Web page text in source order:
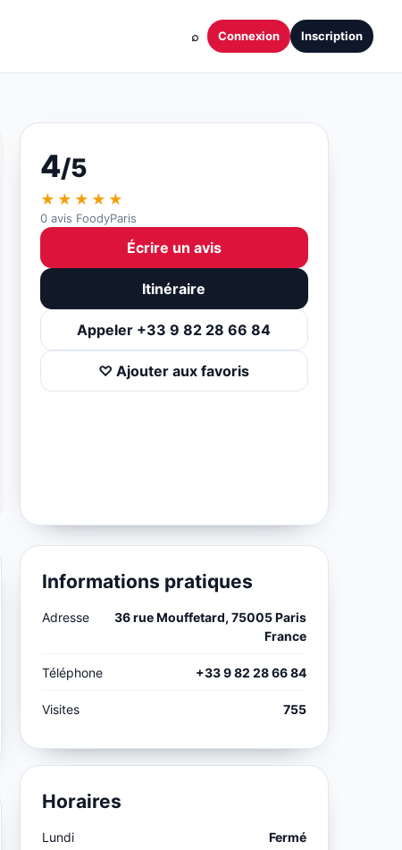
⌕ Connexion Inscription
4/5
★★★★★
0 avis FoodyParis
Écrire un avis
Itinéraire
Appeler +33 9 82 28 66 84
♡ Ajouter aux favoris
Informations pratiques
Adresse
36 rue Mouffetard, 75005 Paris
France
Téléphone +33 9 82 28 66 84
Visites 755
Horaires
Lundi Fermé